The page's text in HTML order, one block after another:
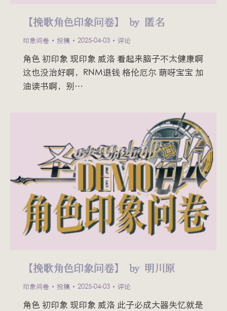
【挽歌角色印象问卷】 by 匿名
印象问卷 投稿 2025-04-03 评论
角色 初印象 现印象 威洛 看起来脑子不太健康啊
这也没治好啊，RNM退钱 格伦厄尔 萌呀宝宝 加
油读书啊，别…
【挽歌角色印象问卷】 by 明川原
印象问卷 投稿 2025-04-03 评论
角色 初印象 现印象 威洛 此子必成大器失忆就是